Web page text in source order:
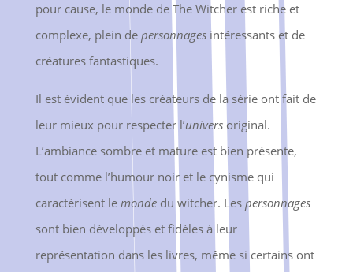
pour cause, le monde de The Witcher est riche et
complexe, plein de personnagesintéressants et de
créatures fantastiques.
Il est évident que les créateurs de la série ont fait de
leur mieux pour respecter l’universoriginal.
L’ambiance sombre et mature est bien présente,
tout comme l’humour noir et le cynisme qui
caractérisent le mondedu witcher. Les personnages
sont bien développés et fidèles à leur
représentation dans les livres, même si certains ont